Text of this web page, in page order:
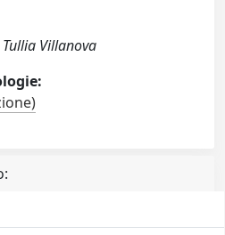
Villanova